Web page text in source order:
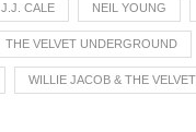
J.J. CALE NEIL YOUNG
THE VELVET UNDERGROUND
WILLIE JACOB & THE